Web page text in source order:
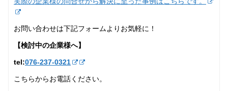
お問い合わせは下記フォームよりお気軽に！
【検討中の企業様へ】
tel:076-237‐0321
こちらからお電話ください。